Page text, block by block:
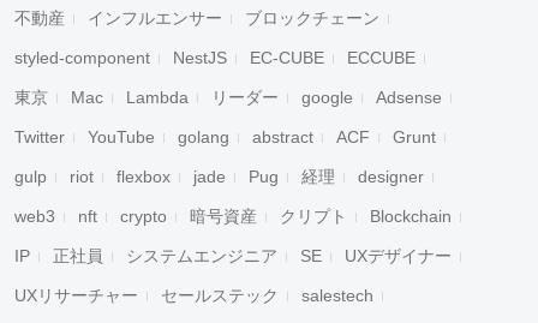
不動産 インフルエンサー ブロックチェーン
styled-component NestJS EC-CUBE ECCUBE
東京 Mac Lambda リーダー google Adsense
Twitter YouTube golang abstract ACF Grunt
gulp riot flexbox jade Pug 経理 designer
web3 nft crypto 暗号資産 クリプト Blockchain
IP 正社員 システムエンジニア SE UXデザイナー
UXリサーチャー セールステック salestech